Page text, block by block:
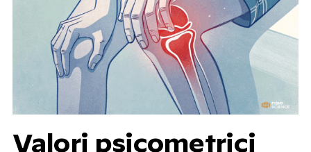
Valori psicometrici